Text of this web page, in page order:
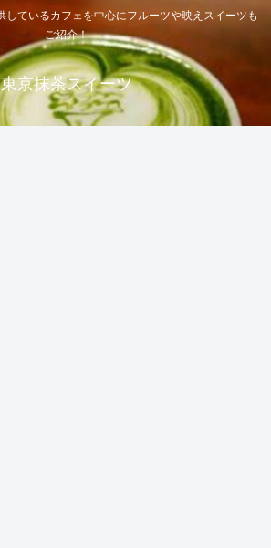
しているカフェを中心にフルーツや映えスイーツも
ご紹介！
東京抹茶スイーツ